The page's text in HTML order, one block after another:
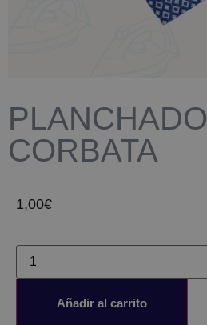
PLANCHADO
CORBATA
1,00€
Añadir al carrito